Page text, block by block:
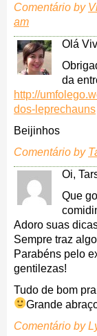
Comentário by
am
Olá
da
http://
dos-leprechauns
Beijinhos
Comentário by
Oi,
Que
Adoro suas
Sempre traz
Parabéns pelo
gentilezas!
Tudo de bom
Grande
Comentário by